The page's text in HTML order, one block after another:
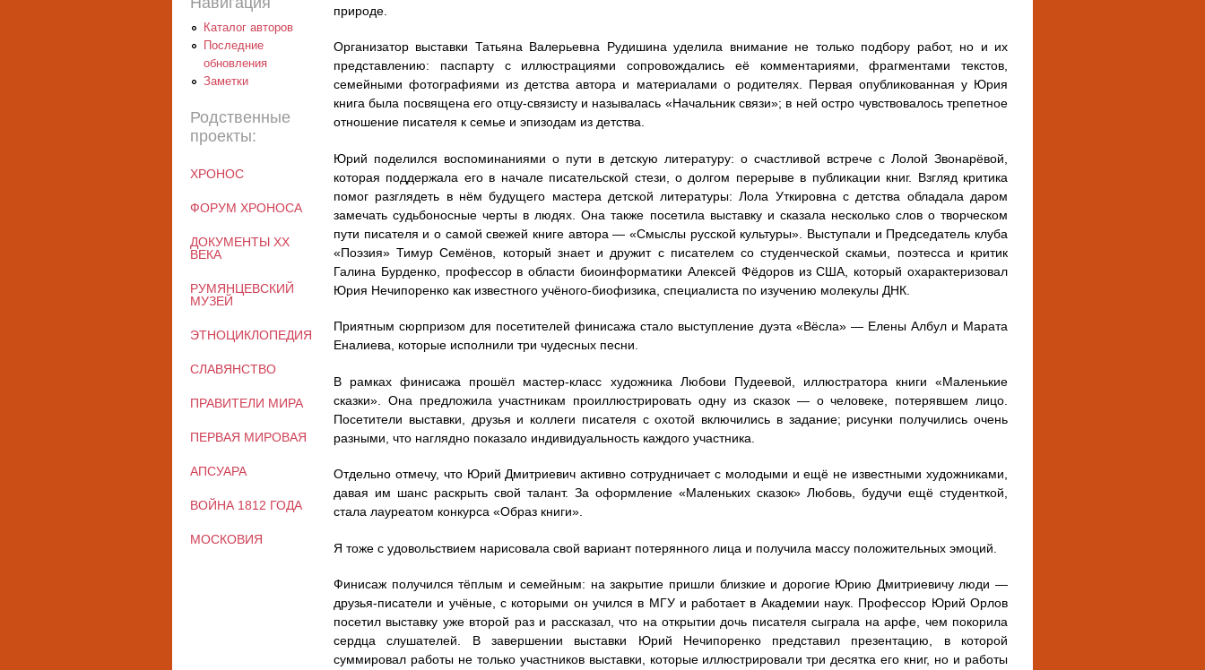
природе.
Организатор выставки Татьяна Валерьевна Рудишина уделила внимание не только подбору работ, но и их
представлению: паспарту с иллюстрациями сопровождались её комментариями, фрагментами текстов,
семейными фотографиями из детства автора и материалами о родителях. Первая опубликованная у Юрия
книга была посвящена его отцу‑связисту и называлась «Начальник связи»; в ней остро чувствовалось трепетное
отношение писателя к семье и эпизодам из детства.
Юрий поделился воспоминаниями о пути в детскую литературу: о счастливой встрече с Лолой Звонарёвой,
которая поддержала его в начале писательской стези, о долгом перерыве в публикации книг. Взгляд критика
помог разглядеть в нём будущего мастера детской литературы: Лола Уткировна с детства обладала даром
замечать судьбоносные черты в людях. Она также посетила выставку и сказала несколько слов о творческом
пути писателя и о самой свежей книге автора — «Смыслы русской культуры». Выступали и Председатель клуба
«Поэзия» Тимур Семёнов, который знает и дружит с писателем со студенческой скамьи, поэтесса и критик
Галина Бурденко, профессор в области биоинформатики Алексей Фёдоров из США, который охарактеризовал
Юрия Нечипоренко как известного учёного-биофизика, специалиста по изучению молекулы ДНК.
Приятным сюрпризом для посетителей финисажа стало выступление дуэта «Вёсла» — Елены Албул и Марата
Еналиева, которые исполнили три чудесных песни.
В рамках финисажа прошёл мастер‑класс художника Любови Пудеевой, иллюстратора книги «Маленькие
сказки». Она предложила участникам проиллюстрировать одну из сказок — о человеке, потерявшем лицо.
Посетители выставки, друзья и коллеги писателя с охотой включились в задание; рисунки получились очень
разными, что наглядно показало индивидуальность каждого участника.
Отдельно отмечу, что Юрий Дмитриевич активно сотрудничает с молодыми и ещё не известными художниками,
давая им шанс раскрыть свой талант. За оформление «Маленьких сказок» Любовь, будучи ещё студенткой,
стала лауреатом конкурса «Образ книги».
Я тоже с удовольствием нарисовала свой вариант потерянного лица и получила массу положительных эмоций.
Финисаж получился тёплым и семейным: на закрытие пришли близкие и дорогие Юрию Дмитриевичу люди —
друзья-писатели и учёные, с которыми он учился в МГУ и работает в Академии наук. Профессор Юрий Орлов
посетил выставку уже второй раз и рассказал, что на открытии дочь писателя сыграла на арфе, чем покорила
сердца слушателей. В завершении выставки Юрий Нечипоренко представил презентацию, в которой
суммировал работы не только участников выставки, которые иллюстрировали три десятка его книг, но и работы
Каталог авторов
Последние
обновления
Заметки
Родственные
проекты:
ХРОНОС
ФОРУМ ХРОНОСА
ДОКУМЕНТЫ XX
ВЕКА
РУМЯНЦЕВСКИЙ
МУЗЕЙ
ЭТНОЦИКЛОПЕДИЯ
СЛАВЯНСТВО
ПРАВИТЕЛИ МИРА
ПЕРВАЯ МИРОВАЯ
АПСУАРА
ВОЙНА 1812 ГОДА
МОСКОВИЯ